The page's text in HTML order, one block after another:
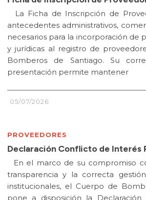
La Ficha de Inscripción de
antecedentes administrativos,
necesarios para la incorporación de
y jurídicas al registro de
Bomberos de Santiago. Su
presentación permite mantener
05/07/2026
PROVEEDORES
Declaración Conflicto de Interés
En el marco de su compromiso
transparencia y la correcta
institucionales, el Cuerpo de
pone a disposición la